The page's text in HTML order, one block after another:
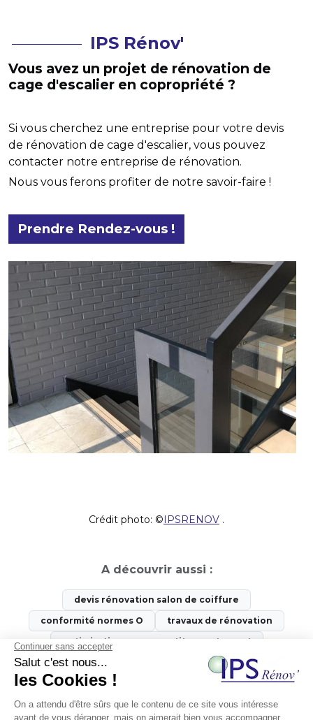
IPS Rénov'
Vous avez un projet de rénovation de
cage d'escalier en copropriété ?
Si vous cherchez une entreprise pour votre devis
de rénovation de cage d'escalier, vous pouvez
contacter notre entreprise de rénovation.
Nous vous ferons profiter de notre savoir-faire !
Prendre Rendez-vous !
Crédit photo: ©IPSRENOV .
A découvrir aussi :
devis rénovation salon de coiffure
conformité normes O
travaux de rénovation
optimisation espace petit appartement
rénovation salle de bain
rénovation de luxe Paris
acheter logement Paris